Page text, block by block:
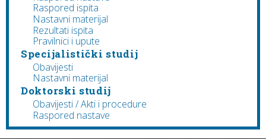
Raspored ispita
Nastavni materijal
Rezultati ispita
Pravilnici i upute
Specijalistički studij
Obavijesti
Nastavni materijal
Doktorski studij
Obavijesti / Akti i procedure
Raspored nastave